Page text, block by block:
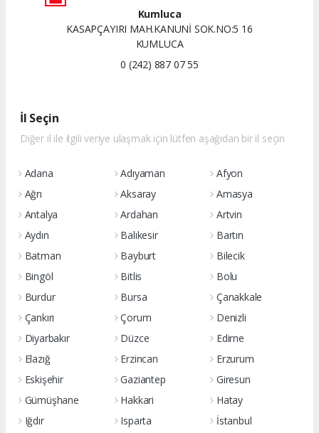
Kumluca
KASAPÇAYIRI MAH.KANUNİ SOK.NO:5 16
KUMLUCA
0 (242) 887 07 55
İl Seçin
Diğer il ile ilgili veriye ulaşmak için lütfen aşağıdan bir il seçin
Adana Adıyaman
Afyon
Ağrı
Aksaray
Amasya
Antalya
Ardahan
Artvin
Aydın
Balıkesir
Bartın
Batman
Bayburt
Bilecik
Bingöl
Bitlis
Bolu
Burdur
Bursa
Çanakkale
Çankırı
Çorum
Denizli
Diyarbakır
Düzce
Edirne
Elazığ
Erzincan
Erzurum
Eskişehir
Gaziantep
Giresun
Gümüşhane
Hakkari
Hatay
Iğdır
Isparta
İstanbul